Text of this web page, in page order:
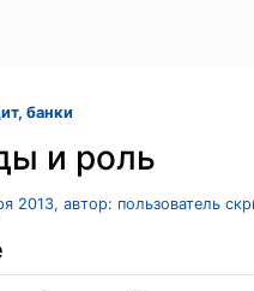
банки
и роль
2013, автор: пользователь